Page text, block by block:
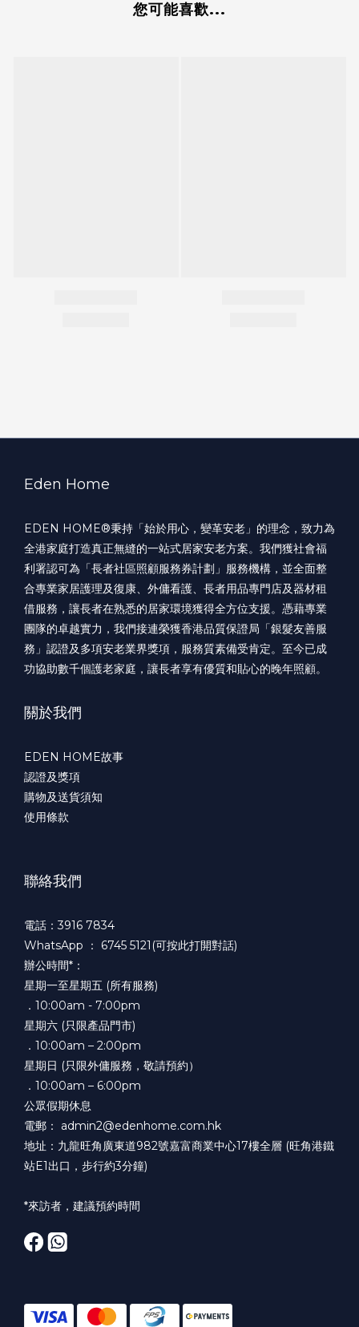
您可能喜歡...
Eden Home
EDEN HOME®️秉持「始於用心，變革安老」的理念，致力為
全港家庭打造真正無縫的一站式居家安老方案。我們獲社會福
利署認可為「長者社區照顧服務券計劃」服務機構，並全面整
合專業家居護理及復康、外傭看護、長者用品專門店及器材租
借服務，讓長者在熟悉的居家環境獲得全方位支援。憑藉專業
團隊的卓越實力，我們接連榮獲香港品質保證局「銀髮友善服
務」認證及多項安老業界獎項，服務質素備受肯定。至今已成
功協助數千個護老家庭，讓長者享有優質和貼心的晚年照顧。
關於我們
EDEN HOME故事
認證及獎項
購物及送貨須知
使用條款
聯絡我們
電話：3916 7834
WhatsApp ： 6745 5121(可按此打開對話)
辦公時間*：
星期一至星期五 (所有服務)
．10:00am - 7:00pm
星期六 (只限產品門市)
．10:00am – 2:00pm
星期日 (只限外傭服務，敬請預約）
．10:00am – 6:00pm
公眾假期休息
電郵： admin2@edenhome.com.hk
地址：九龍旺角廣東道982號嘉富商業中心17樓全層 (旺角港鐵
站E1出口，步行約3分鐘)
*來訪者，建議預約時間